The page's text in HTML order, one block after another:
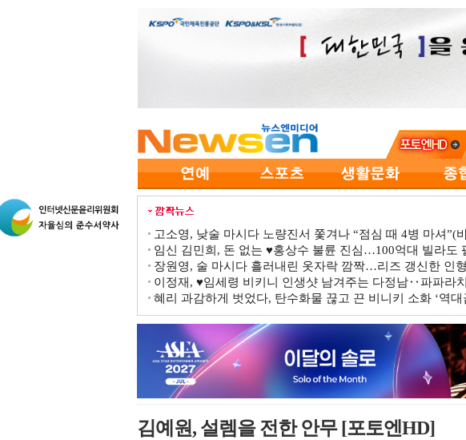
고소영, 낮술 마시다 노량진서 쫓겨나 “점심 때 4병 마셔”(
임신 김민희, 돈 없는 ♥홍상수 불륜 진심…100억대 빌라도
장원영, 술 마시다 흘러내린 옷자락 깜짝…리즈 갱신한 인
이정재, ♥임세령 비키니 인생샷 남겨주는 다정남‥파파라
혜리 과감하게 벗었다, 탄수화물 끊고 끈 비니키 소화 ‘역대
김예원, 설렘을 전한 안무 [포토엔HD]